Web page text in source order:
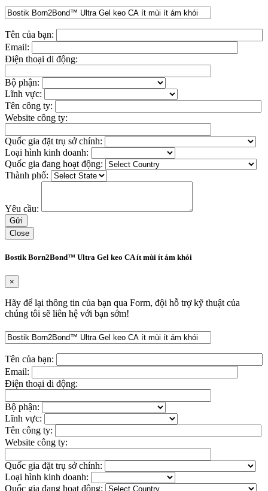
Tên của bạn:
Email:
Điện thoại di động:
Bộ phận:
Lĩnh vực:
Tên công ty:
Website công ty:
Quốc gia đặt trụ sở chính:
Loại hình kinh doanh:
Quốc gia đang hoạt động:
Thành phố:
Yêu cầu:
Close
Bostik Born2Bond™ Ultra Gel keo CA ít mùi ít ám khói
×
Hãy để lại thông tin của bạn qua Form, đội hỗ trợ kỹ thuật của
chúng tôi sẽ liên hệ với bạn sớm!
Tên của bạn:
Email:
Điện thoại di động:
Bộ phận:
Lĩnh vực:
Tên công ty:
Website công ty:
Quốc gia đặt trụ sở chính:
Loại hình kinh doanh:
Quốc gia đang hoạt động: